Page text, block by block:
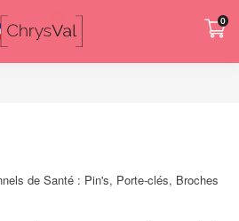
0
de Santé : Pin's, Porte-clés, Broches